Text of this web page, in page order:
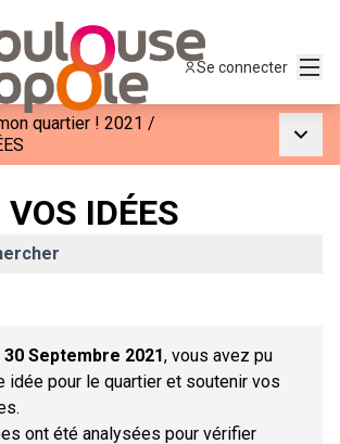
Se connecter
quartier ! 2021 /
IDÉES
30 Septembre 2021, vous avez pu
idée pour le quartier et soutenir vos
ont été analysées pour vérifier